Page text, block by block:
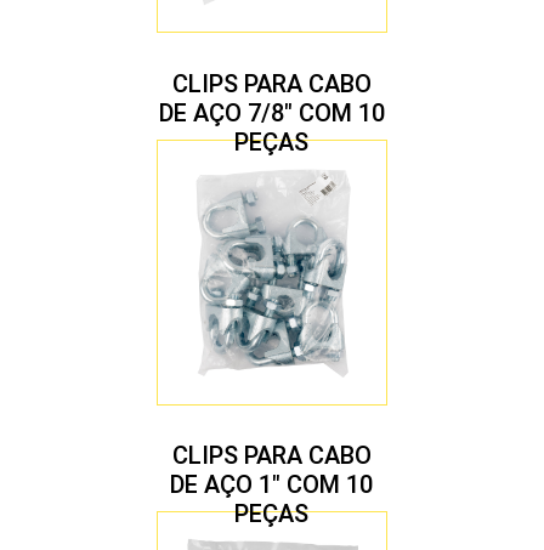
CLIPS PARA CABO
DE AÇO 7/8″ COM 10
PEÇAS
CLIPS PARA CABO
DE AÇO 1″ COM 10
PEÇAS